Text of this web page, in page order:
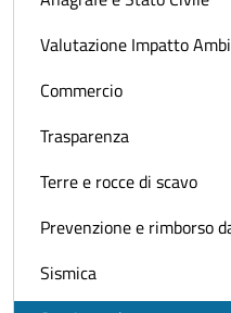
Valutazione Impatto
Commercio
Trasparenza
Terre e rocce di scavo
Prevenzione e rimborso
Sismica